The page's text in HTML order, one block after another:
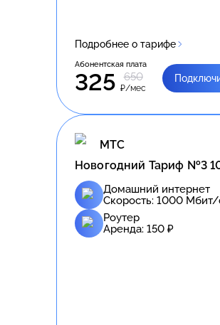
Подробнее о тарифе
Абонентская плата
325 650
₽/мес
МТС
Новогодний Тариф №3
Домашний интернет
Скорость: 1000 Мбит/
Роутер
Аренда: 150 ₽